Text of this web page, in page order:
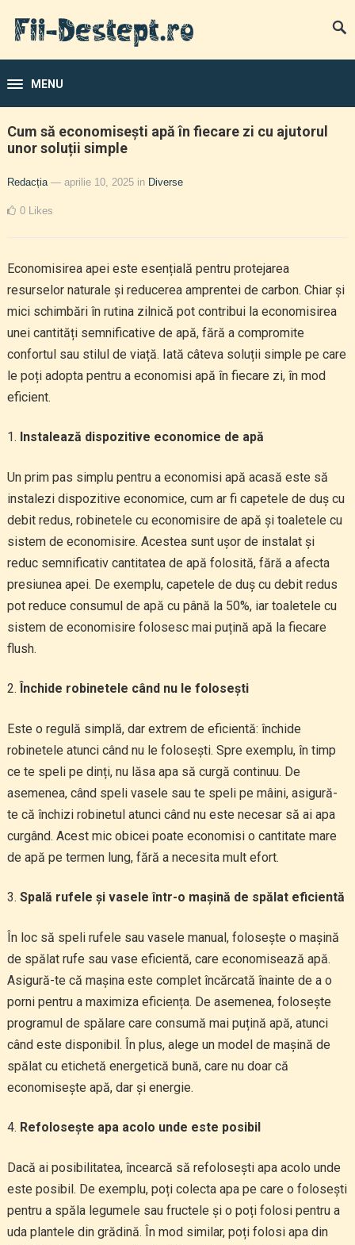
MENU
Cum să economisești apă în fiecare zi cu ajutorul
unor soluții simple
Redacția — aprilie 10, 2025 in Diverse
0 Likes
Economisirea apei este esențială pentru protejarea
resurselor naturale și reducerea amprentei de carbon. Chiar și
mici schimbări în rutina zilnică pot contribui la economisirea
unei cantități semnificative de apă, fără a compromite
confortul sau stilul de viață. Iată câteva soluții simple pe care
le poți adopta pentru a economisi apă în fiecare zi, în mod
eficient.
Instalează dispozitive economice de apă
Un prim pas simplu pentru a economisi apă acasă este să
instalezi dispozitive economice, cum ar fi capetele de duș cu
debit redus, robinetele cu economisire de apă și toaletele cu
sistem de economisire. Acestea sunt ușor de instalat și
reduc semnificativ cantitatea de apă folosită, fără a afecta
presiunea apei. De exemplu, capetele de duș cu debit redus
pot reduce consumul de apă cu până la 50%, iar toaletele cu
sistem de economisire folosesc mai puțină apă la fiecare
flush.
Închide robinetele când nu le folosești
Este o regulă simplă, dar extrem de eficientă: închide
robinetele atunci când nu le folosești. Spre exemplu, în timp
ce te speli pe dinți, nu lăsa apa să curgă continuu. De
asemenea, când speli vasele sau te speli pe mâini, asigură-
te că închizi robinetul atunci când nu este necesar să ai apa
curgând. Acest mic obicei poate economisi o cantitate mare
de apă pe termen lung, fără a necesita mult efort.
Spală rufele și vasele într-o mașină de spălat eficientă
În loc să speli rufele sau vasele manual, folosește o mașină
de spălat rufe sau vase eficientă, care economisează apă.
Asigură-te că mașina este complet încărcată înainte de a o
porni pentru a maximiza eficiența. De asemenea, folosește
programul de spălare care consumă mai puțină apă, atunci
când este disponibil. În plus, alege un model de mașină de
spălat cu etichetă energetică bună, care nu doar că
economisește apă, dar și energie.
Refolosește apa acolo unde este posibil
Dacă ai posibilitatea, încearcă să refolosești apa acolo unde
este posibil. De exemplu, poți colecta apa pe care o folosești
pentru a spăla legumele sau fructele și o poți folosi pentru a
uda plantele din grădină. În mod similar, poți folosi apa din